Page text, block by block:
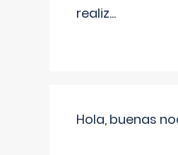
realiz...
Hola, buenas